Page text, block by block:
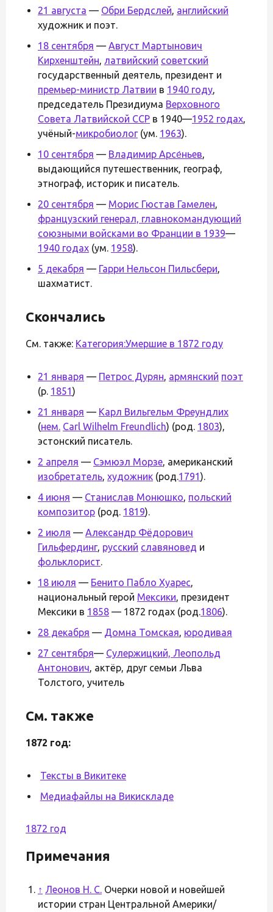
21 августа — Обри Бердслей, английский
художник и поэт.
18 сентября — Август Мартынович
Кирхенштейн, латвийский советский
государственный деятель, президент и
премьер-министр Латвии в 1940 году,
председатель Президиума Верховного
Совета Латвийской ССР в 1940—1952 годах,
учёный-микробиолог(ум. 1963).
10 сентября — Владимир Арсе́ньев,
выдающийся путешественник, географ,
этнограф, историк и писатель.
20 сентября — Морис Гюстав Гамелен,
французский генерал, главнокомандующий
союзными войсками во Франции в 1939—
1940 годах (ум. 1958).
5 декабря — Гарри Нельсон Пильсбери,
шахматист.
Скончались
См. также: Категория:Умершие в 1872 году
21 января — Петрос Дурян, армянский поэт
(р. 1851)
21 января — Карл Вильгельм Фреундлих
(нем. Carl Wilhelm Freundlich) (род. 1803),
эстонский писатель.
2 апреля — Сэмюэл Морзе, американский
изобретатель, художник (род.1791).
4 июня — Станислав Монюшко, польский
композитор (род. 1819).
2 июля — Александр Фёдорович
Гильфердинг, русский славяновед и
фольклорист.
18 июля — Бенито Пабло Хуарес,
национальный герой Мексики, президент
Мексики в 1858 — 1872 годах (род.1806).
28 декабря — Домна Томская, юродивая
27 сентября— Сулержицкий, Леопольд
Антонович, актёр, друг семьи Льва
Толстого, учитель
См. также
1872 год:
Тексты в Викитеке
Медиафайлы на Викискладе
1872 год
Примечания
↑ Леонов Н. С. Очерки новой и новейшей
истории стран Центральной Америки/